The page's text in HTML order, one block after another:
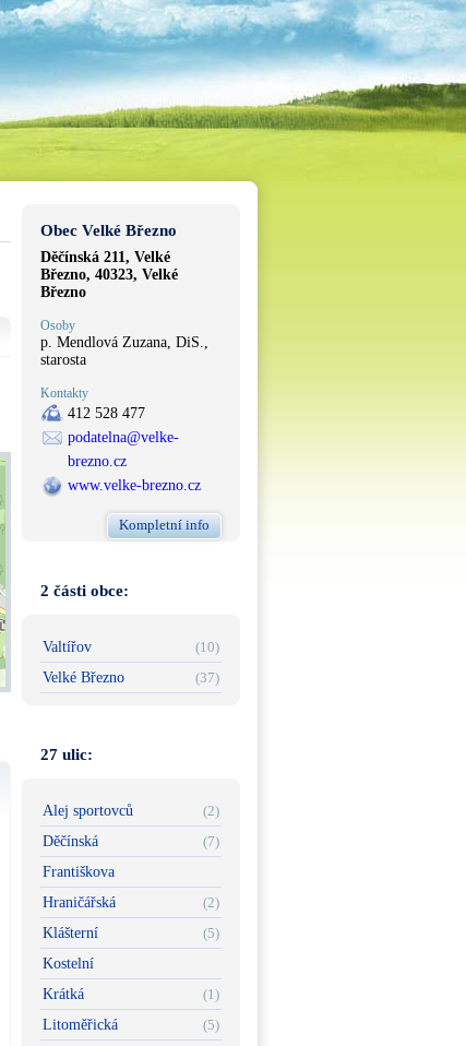
Obec Velké Březno
Děčínská 211, Velké
Březno, 40323, Velké
Březno
Osoby
p. Mendlová Zuzana, DiS.,
starosta
Kontakty
412 528 477
podatelna@velke-
brezno.cz
www.velke-brezno.cz
Kompletní info
2 části obce:
Valtířov
(10)
Velké Březno
(37)
27 ulic:
Alej sportovců
(2)
Děčínská
(7)
Františkova
Hraničářská
(2)
Klášterní
(5)
Kostelní
Krátká
(1)
Litoměřická
(5)